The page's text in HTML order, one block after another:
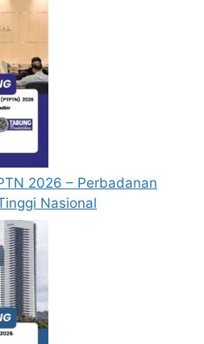
2026 – Perbadanan
Nasional